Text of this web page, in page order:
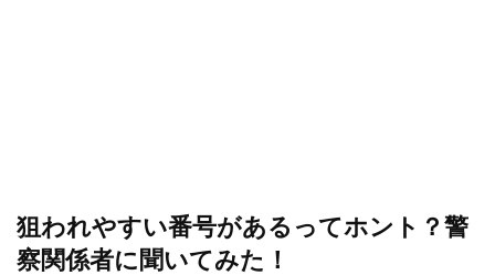
狙われやすい番号があるってホント？警
察関係者に聞いてみた！